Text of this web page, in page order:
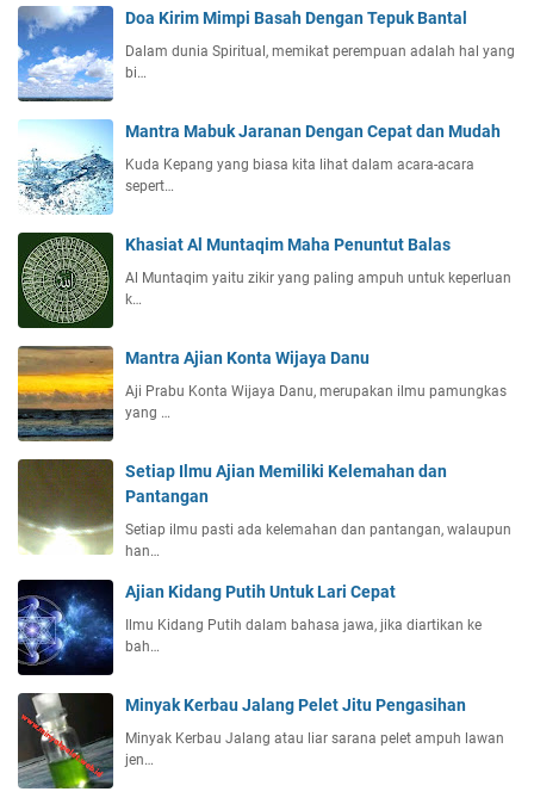
Doa Kirim Mimpi Basah Dengan Tepuk Bantal
Dalam dunia Spiritual, memikat perempuan adalah hal yang
bi…
Mantra Mabuk Jaranan Dengan Cepat dan Mudah
Kuda Kepang yang biasa kita lihat dalam acara-acara
sepert…
Khasiat Al Muntaqim Maha Penuntut Balas
Al Muntaqim yaitu zikir yang paling ampuh untuk keperluan
k…
Mantra Ajian Konta Wijaya Danu
Aji Prabu Konta Wijaya Danu, merupakan ilmu pamungkas
yang …
Setiap Ilmu Ajian Memiliki Kelemahan dan
Pantangan
Setiap ilmu pasti ada kelemahan dan pantangan, walaupun
han…
Ajian Kidang Putih Untuk Lari Cepat
Ilmu Kidang Putih dalam bahasa jawa, jika diartikan ke
bah…
Minyak Kerbau Jalang Pelet Jitu Pengasihan
Minyak Kerbau Jalang atau liar sarana pelet ampuh lawan
jen…